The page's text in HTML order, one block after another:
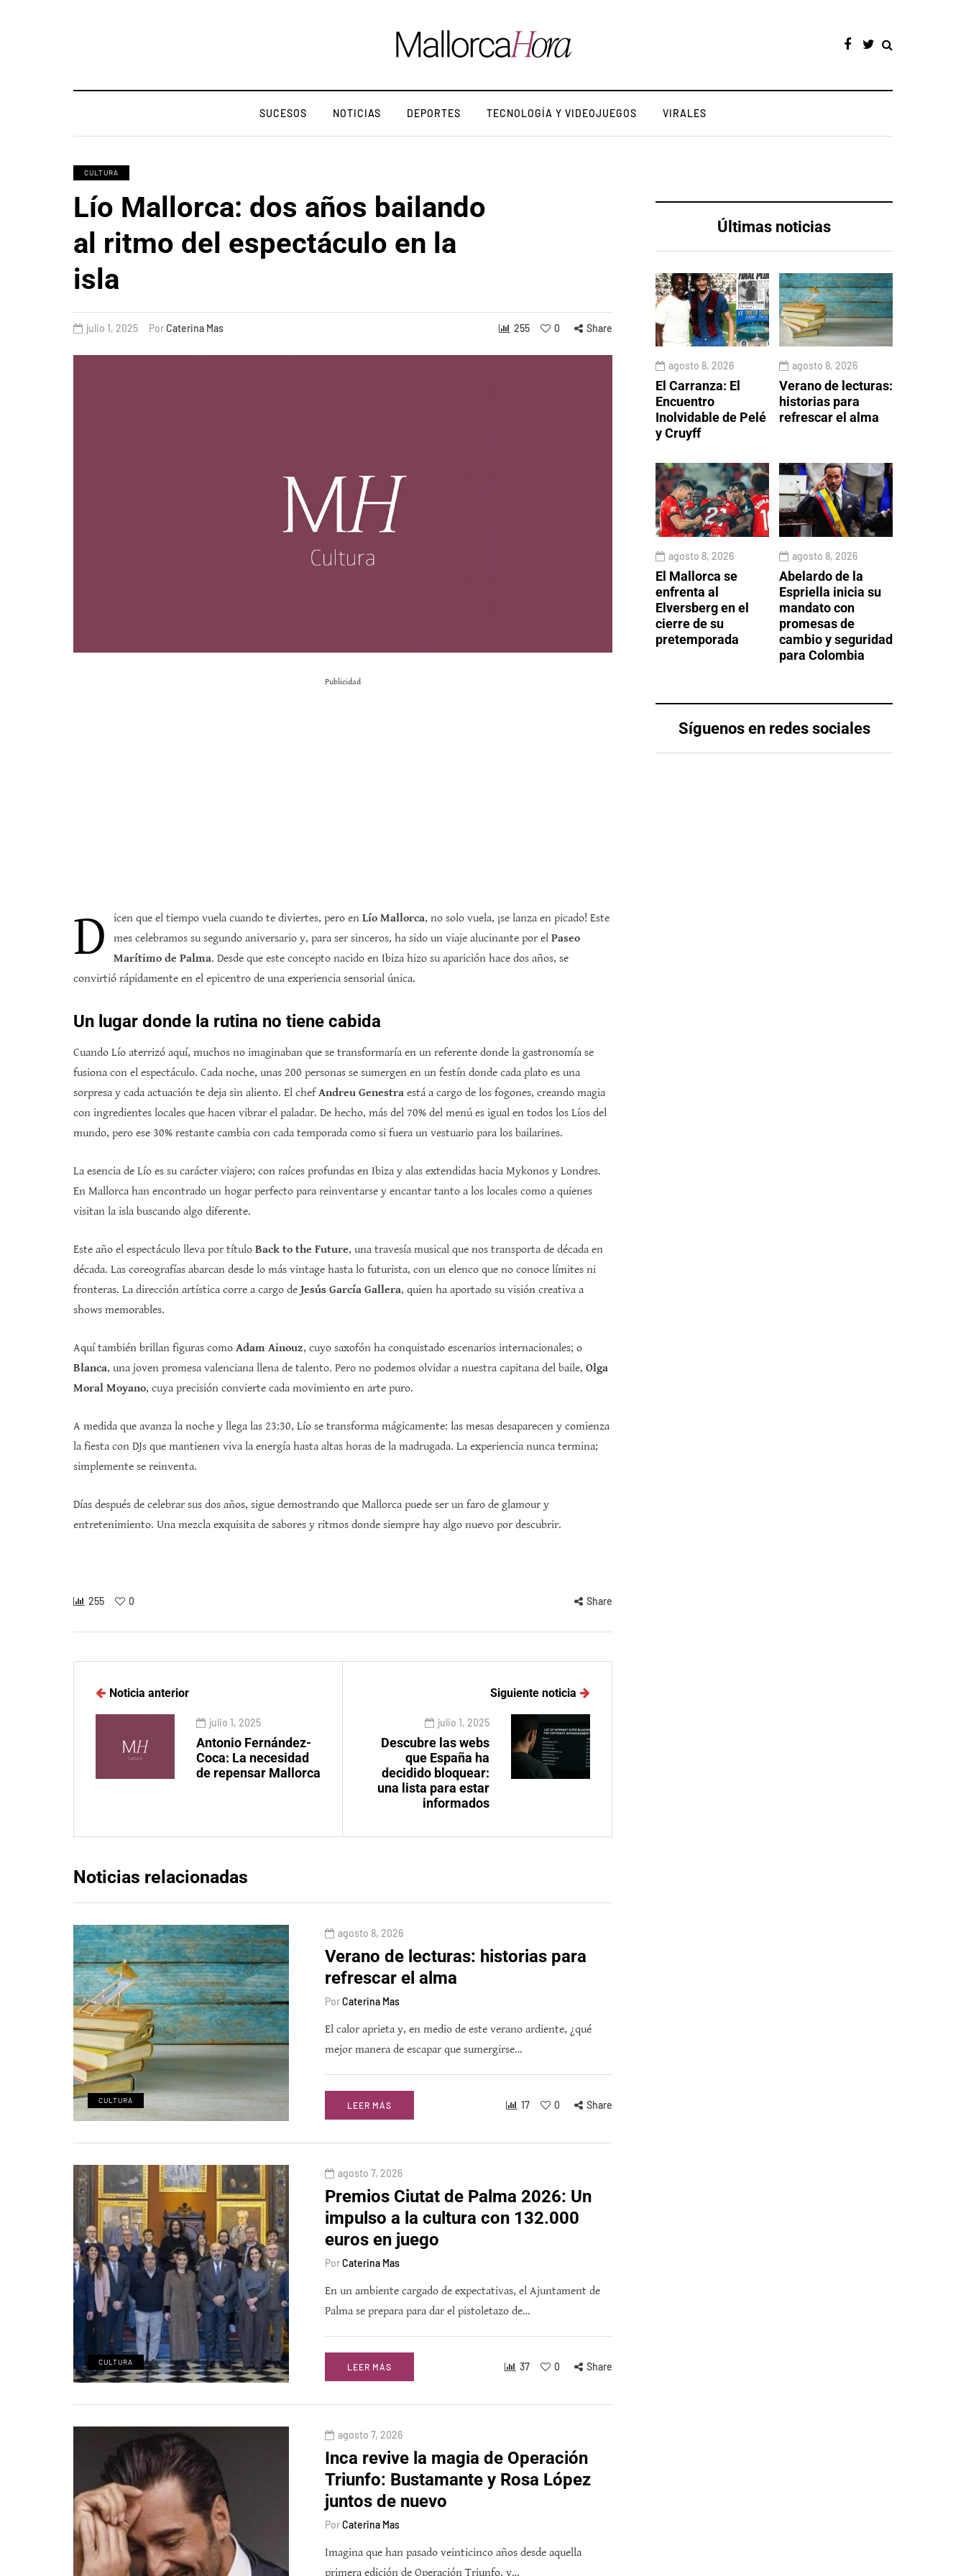
SUCESOS NOTICIAS DEPORTES TECNOLOGÍA Y VIDEOJUEGOS VIRALES
CULTURA
Lío Mallorca: dos años bailando
al ritmo del espectáculo en la
isla
julio 1, 2025 PorCaterina Mas 255 0 Share
Publicidad
D icen que el tiempo vuela cuando te diviertes, pero en Lío Mallorca, no solo vuela, ¡se lanza en picado! Este
mes celebramos su segundo aniversario y, para ser sinceros, ha sido un viaje alucinante por el Paseo
Marítimo de Palma. Desde que este concepto nacido en Ibiza hizo su aparición hace dos años, se
convirtió rápidamente en el epicentro de una experiencia sensorial única.
Un lugar donde la rutina no tiene cabida
Cuando Lío aterrizó aquí, muchos no imaginaban que se transformaría en un referente donde la gastronomía se
fusiona con el espectáculo. Cada noche, unas 200 personas se sumergen en un festín donde cada plato es una
sorpresa y cada actuación te deja sin aliento. El chefAndreu Genestra está a cargo de los fogones, creando magia
con ingredientes locales que hacen vibrar el paladar. De hecho, más del 70% del menú es igual en todos los Líos del
mundo, pero ese 30% restante cambia con cada temporada como si fuera un vestuario para los bailarines.
La esencia de Lío es su carácter viajero; con raíces profundas en Ibiza y alas extendidas hacia Mykonos y Londres.
En Mallorca han encontrado un hogar perfecto para reinventarse y encantar tanto a los locales como a quienes
visitan la isla buscando algo diferente.
Este año el espectáculo lleva por título Back to the Future, una travesía musical que nos transporta de década en
década. Las coreografías abarcan desde lo más vintage hasta lo futurista, con un elenco que no conoce límites ni
fronteras. La dirección artística corre a cargo de Jesús García Gallera, quien ha aportado su visión creativa a
shows memorables.
Aquí también brillan figuras como Adam Ainouz, cuyo saxofón ha conquistado escenarios internacionales; o
Blanca, una joven promesa valenciana llena de talento. Pero no podemos olvidar a nuestra capitana del baile, Olga
Moral Moyano, cuya precisión convierte cada movimiento en arte puro.
A medida que avanza la noche y llega las 23:30, Lío se transforma mágicamente: las mesas desaparecen y comienza
la fiesta con DJs que mantienen viva la energía hasta altas horas de la madrugada. La experiencia nunca termina;
simplemente se reinventa.
Días después de celebrar sus dos años, sigue demostrando que Mallorca puede ser un faro de glamour y
entretenimiento. Una mezcla exquisita de sabores y ritmos donde siempre hay algo nuevo por descubrir.
255 0 Share
Últimas noticias
agosto 8, 2026
El Carranza: El
Encuentro
Inolvidable de Pelé
y Cruyff
agosto 8, 2026
Verano de lecturas:
historias para
refrescar el alma
agosto 8, 2026
El Mallorca se
enfrenta al
Elversberg en el
cierre de su
pretemporada
agosto 8, 2026
Abelardo de la
Espriella inicia su
mandato con
promesas de
cambio y seguridad
para Colombia
Síguenos en redes sociales
Noticia anterior
julio 1, 2025
Antonio Fernández-
Coca: La necesidad
de repensar Mallorca
Siguiente noticia
julio 1, 2025
Descubre las webs
que España ha
decidido bloquear:
una lista para estar
informados
Noticias relacionadas
CULTURA
agosto 8, 2026
Verano de lecturas: historias para
refrescar el alma
PorCaterina Mas
El calor aprieta y, en medio de este verano ardiente, ¿qué
mejor manera de escapar que sumergirse…
LEER MÁS 17 0 Share
CULTURA
agosto 7, 2026
Premios Ciutat de Palma 2026: Un
impulso a la cultura con 132.000
euros en juego
PorCaterina Mas
En un ambiente cargado de expectativas, el Ajuntament de
Palma se prepara para dar el pistoletazo de…
LEER MÁS 37 0 Share
agosto 7, 2026
Inca revive la magia de Operación
Triunfo: Bustamante y Rosa López
juntos de nuevo
PorCaterina Mas
Imagina que han pasado veinticinco años desde aquella
primera edición de Operación Triunfo, y…